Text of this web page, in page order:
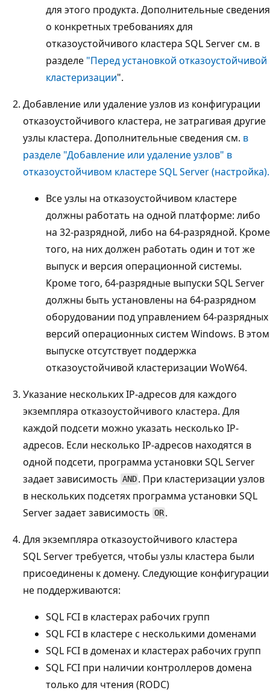
для этого продукта. Дополнительные сведения
о конкретных требованиях для
отказоустойчивого кластера SQL Server см. в
разделе "Перед установкой отказоустойчивой
кластеризации".
Добавление или удаление узлов из конфигурации
отказоустойчивого кластера, не затрагивая другие
узлы кластера. Дополнительные сведения см. в
разделе "Добавление или удаление узлов" в
отказоустойчивом кластере SQL Server (настройка).
Все узлы на отказоустойчивом кластере
должны работать на одной платформе: либо
на 32-разрядной, либо на 64-разрядной. Кроме
того, на них должен работать один и тот же
выпуск и версия операционной системы.
Кроме того, 64-разрядные выпуски SQL Server
должны быть установлены на 64-разрядном
оборудовании под управлением 64-разрядных
версий операционных систем Windows. В этом
выпуске отсутствует поддержка
отказоустойчивой кластеризации WoW64.
Указание нескольких IP-адресов для каждого
экземпляра отказоустойчивого кластера. Для
каждой подсети можно указать несколько IP-
адресов. Если несколько IP-адресов находятся в
одной подсети, программа установки SQL Server
задает зависимость AND . При кластеризации узлов
в нескольких подсетях программа установки SQL
Server задает зависимость OR .
Для экземпляра отказоустойчивого кластера
SQL Server требуется, чтобы узлы кластера были
присоединены к домену. Следующие конфигурации
не поддерживаются:
SQL FCI в кластерах рабочих групп
SQL FCI в кластере с несколькими доменами
SQL FCI в доменах и кластерах рабочих групп
SQL FCI при наличии контроллеров домена
только для чтения (RODC)